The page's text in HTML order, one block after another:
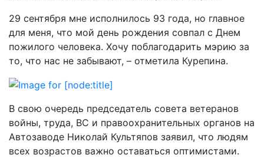
29 сентября мне исполнилось 93 года, но главное
для меня, что мой день рождения совпал с Днем
пожилого человека. Хочу поблагодарить мэрию за
то, что нас не забывают, – отметила Курепина.
В свою очередь председатель совета ветеранов
войны, труда, ВС и правоохранительных органов на
Автозаводе Николай Культяпов заявил, что людям
всех возрастов важно оставаться оптимистами.